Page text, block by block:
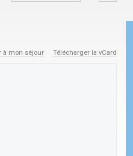
à mon séjour Télécharger la vCard